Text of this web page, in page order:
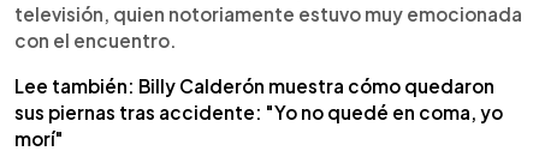
televisión, quien notoriamente estuvo muy emocionada
con el encuentro.
Lee también: Billy Calderón muestra cómo quedaron
sus piernas tras accidente: "Yo no quedé en coma, yo
morí"